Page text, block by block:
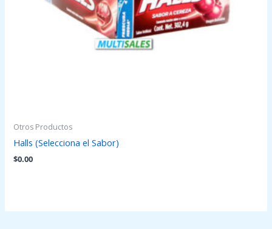
Otros Productos
Halls (Selecciona el Sabor)
$0.00